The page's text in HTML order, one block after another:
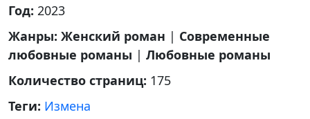
Год: 2023
Жанры: Женский роман | Современные
любовные романы | Любовные романы
Количество страниц: 175
Теги: Измена